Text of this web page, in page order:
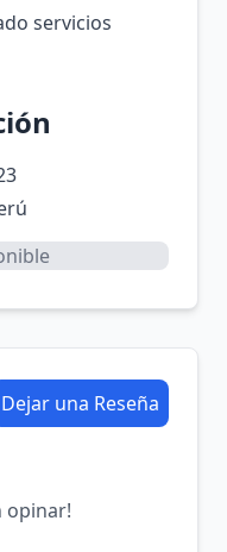
servicios
Dejar una Reseña
opinar!